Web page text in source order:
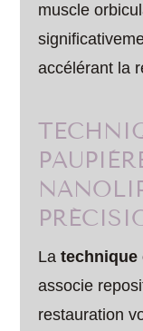
muscle
accélérant la
Latechnique
associe
restauration